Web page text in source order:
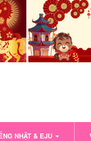
NHẬT & EJU